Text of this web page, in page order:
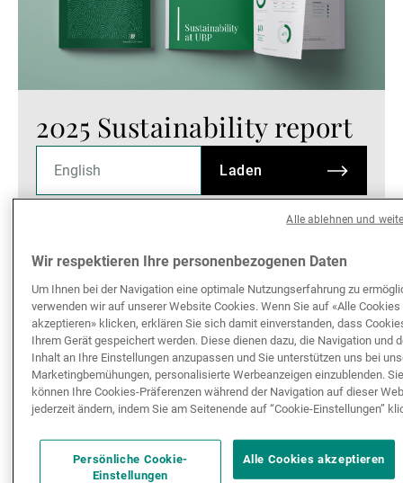
2025 Sustainability report
Laden
Eine Familiengeschichte
Wir respektieren Ihre personenbezogenen Daten
Um Ihnen bei der Navigation eine optimale Nutzungserfahrung zu
verwenden wir auf unserer Website Cookies. Wenn Sie auf «Alle Cookies
akzeptieren» klicken, erklären Sie sich damit einverstanden, dass
Ihrem Gerät gespeichert werden. Diese dienen dazu, die Navigation und
Inhalt an Ihre Einstellungen anzupassen und Sie unterstützen uns bei
Marketingbemühungen, personalisierte Werbeanzeigen einzublenden. Sie
können Ihre Cookies-Präferenzen während der Navigation auf dieser
jederzeit ändern, indem Sie am Seitenende auf “Cookie-Einstellungen”
Persönliche Cookie-
Einstellungen
Alle Cookies akzeptieren
Alle ablehnen und